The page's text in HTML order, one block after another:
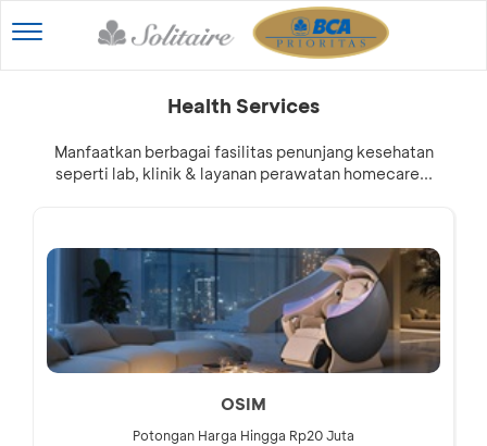
Health Services
Manfaatkan berbagai fasilitas penunjang kesehatan
seperti lab, klinik & layanan perawatan homecare...
OSIM
Potongan Harga Hingga Rp20 Juta